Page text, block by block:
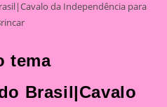
da Independência para
tema
Brasil|Cavalo